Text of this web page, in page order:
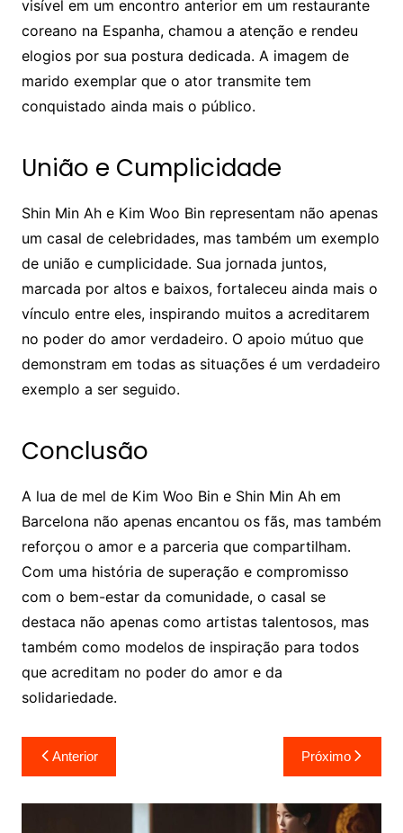
visível em um encontro anterior em um restaurante
coreano na Espanha, chamou a atenção e rendeu
elogios por sua postura dedicada. A imagem de
marido exemplar que o ator transmite tem
conquistado ainda mais o público.
União e Cumplicidade
Shin Min Ah e Kim Woo Bin representam não apenas
um casal de celebridades, mas também um exemplo
de união e cumplicidade. Sua jornada juntos,
marcada por altos e baixos, fortaleceu ainda mais o
vínculo entre eles, inspirando muitos a acreditarem
no poder do amor verdadeiro. O apoio mútuo que
demonstram em todas as situações é um verdadeiro
exemplo a ser seguido.
Conclusão
A lua de mel de Kim Woo Bin e Shin Min Ah em
Barcelona não apenas encantou os fãs, mas também
reforçou o amor e a parceria que compartilham.
Com uma história de superação e compromisso
com o bem-estar da comunidade, o casal se
destaca não apenas como artistas talentosos, mas
também como modelos de inspiração para todos
que acreditam no poder do amor e da
solidariedade.
Navegação
de
Post
Anterior Próximo